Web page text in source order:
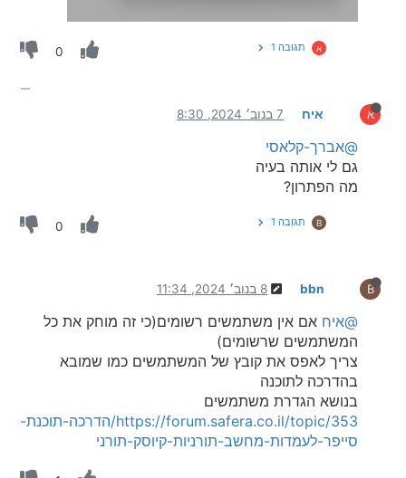
א תגובה 1 0
א איח 7 בנוב׳ 2024, 8:30
@אברך-קלאסי
גם לי אותה בעיה
מה הפתרון?
B תגובה 1 0
B
bbn 8 בנוב׳ 2024, 11:34
@איח אם אין משתמשים רשומים(כי זה מוחק את כל
המשתמשים שרשומים)
צריך לאפס את קובץ של המשתמשים כמו שמובא
בהדרכה לתוכנה
בנושא הגדרת משתמשים
https://forum.safera.co.il/topic/353/הדרכה-תוכנת-
סייפר-לעמדות-מחשב-תורניות-קיוסק-תורני